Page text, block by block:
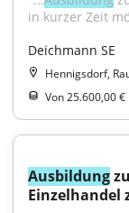
in kurzer Zeit
Deichmann SE
Hennigsdorf,
Von 25.600,00
Ausbildung
Einzelhandel